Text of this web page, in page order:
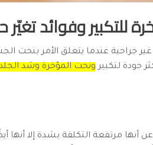
للتكبير وفوائد تغيّر
جراحية عندما يتعلق الأمر بنحت
جودة لتكبير ونحت المؤخرة وشد
أنها مرتفعة التكلفة بشدة إلا أنها